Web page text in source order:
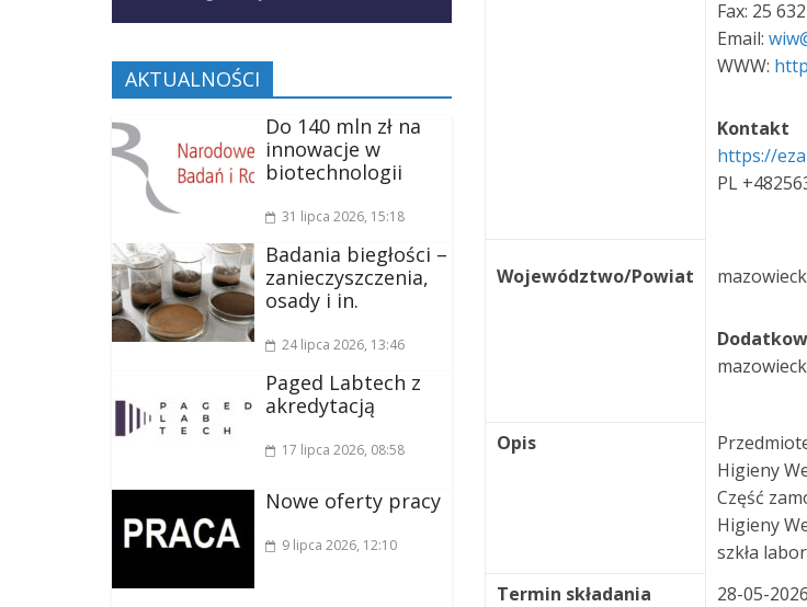
Fax: 25
Email:
WWW:
Kontakt
https://
PL
Województwo/Powiat
Opis
Higieny
Część
Higieny
szkła
Termin składania
28-05-2026
AKTUALNOŚCI
Do 140 mln zł na
innowacje w
biotechnologii
31 lipca 2026, 15:18
Badania biegłości –
zanieczyszczenia,
osady i in.
24 lipca 2026, 13:46
Paged Labtech z
akredytacją
17 lipca 2026, 08:58
Nowe oferty pracy
9 lipca 2026, 12:10